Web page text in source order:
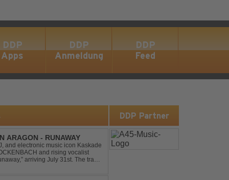
DDP
Apps
DDP
Anmeldung
DDP
Feed
ARAGON - RUNAWAY
and electronic music icon Kaskade
and rising vocalist
arriving July 31st. The track
DDP Partner